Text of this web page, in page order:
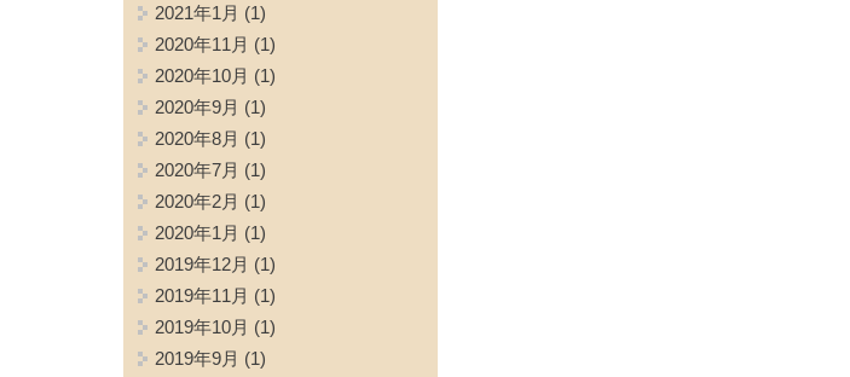
2021年1月 (1)
2020年11月 (1)
2020年10月 (1)
2020年9月 (1)
2020年8月 (1)
2020年7月 (1)
2020年2月 (1)
2020年1月 (1)
2019年12月 (1)
2019年11月 (1)
2019年10月 (1)
2019年9月 (1)